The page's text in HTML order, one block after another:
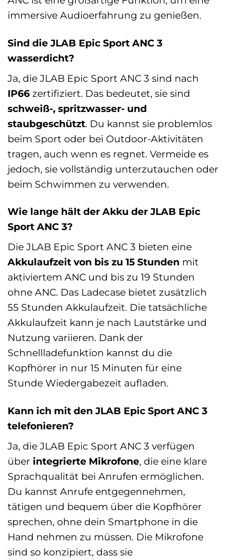
immersive Audioerfahrung zu genießen.
Sind die JLAB Epic Sport ANC 3
wasserdicht?
Ja, die JLAB Epic Sport ANC 3 sind nach
IP66 zertifiziert. Das bedeutet, sie sind
schweiß-, spritzwasser- und
staubgeschützt. Du kannst sie problemlos
beim Sport oder bei Outdoor-Aktivitäten
tragen, auch wenn es regnet. Vermeide es
jedoch, sie vollständig unterzutauchen oder
beim Schwimmen zu verwenden.
Wie lange hält der Akku der JLAB Epic
Sport ANC 3?
Die JLAB Epic Sport ANC 3 bieten eine
Akkulaufzeit von bis zu 15 Stunden mit
aktiviertem ANC und bis zu 19 Stunden
ohne ANC. Das Ladecase bietet zusätzlich
55 Stunden Akkulaufzeit. Die tatsächliche
Akkulaufzeit kann je nach Lautstärke und
Nutzung variieren. Dank der
Schnellladefunktion kannst du die
Kopfhörer in nur 15 Minuten für eine
Stunde Wiedergabezeit aufladen.
Kann ich mit den JLAB Epic Sport ANC 3
telefonieren?
Ja, die JLAB Epic Sport ANC 3 verfügen
über integrierte Mikrofone, die eine klare
Sprachqualität bei Anrufen ermöglichen.
Du kannst Anrufe entgegennehmen,
tätigen und bequem über die Kopfhörer
sprechen, ohne dein Smartphone in die
Hand nehmen zu müssen. Die Mikrofone
sind so konzipiert, dass sie